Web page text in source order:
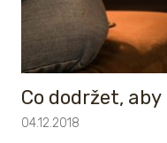
Co dodržet,
04.12.2018